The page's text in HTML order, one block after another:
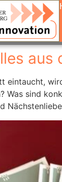
aus
eintaucht,
Was sind